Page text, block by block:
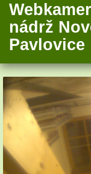
nádrž
Pavlovice